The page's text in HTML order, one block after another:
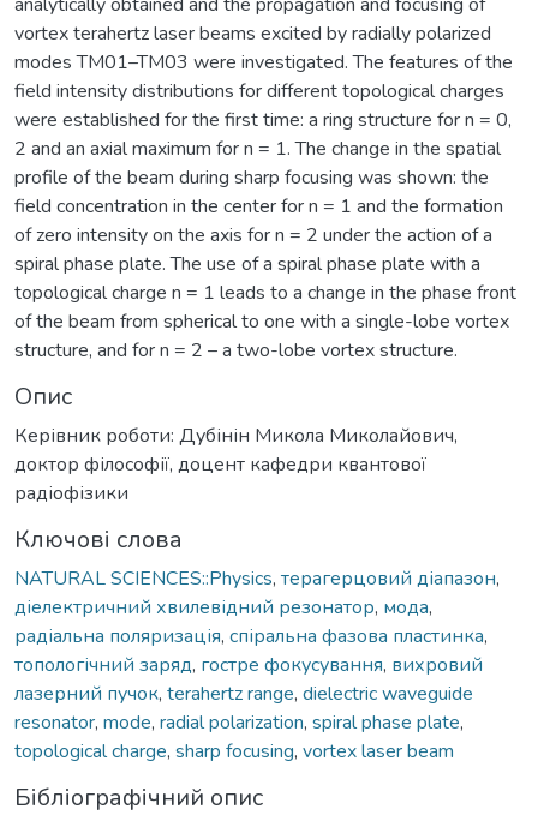
vortex terahertz laser beams excited by radially polarized
modes TM01–TM03 were investigated. The features of the
field intensity distributions for different topological charges
were established for the first time: a ring structure for n = 0,
2 and an axial maximum for n = 1. The change in the spatial
profile of the beam during sharp focusing was shown: the
field concentration in the center for n = 1 and the formation
of zero intensity on the axis for n = 2 under the action of a
spiral phase plate. The use of a spiral phase plate with a
topological charge n = 1 leads to a change in the phase front
of the beam from spherical to one with a single-lobe vortex
structure, and for n = 2 – a two-lobe vortex structure.
Опис
Керівник роботи: Дубінін Микола Миколайович,
доктор філософії, доцент кафедри квантової
радіофізики
Ключові слова
NATURAL SCIENCES::Physics, терагерцовий діапазон,
діелектричний хвилевідний резонатор, мода,
радіальна поляризація, спіральна фазова пластинка,
топологічний заряд, гостре фокусування, вихровий
лазерний пучок, terahertz range, dielectric waveguide
resonator, mode, radial polarization, spiral phase plate,
topological charge, sharp focusing, vortex laser beam
Бібліографічний опис